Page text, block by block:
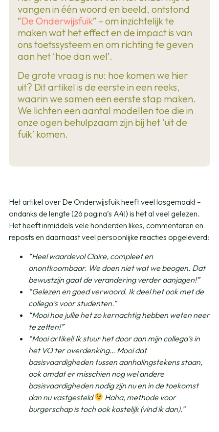
vangen in één woord en beeld, ontstond
“De Onderwijsfuik” – om inzichtelijk te
maken wat het effect en de impact is van
ons toetssysteem en om richting te geven
aan het ‘hoe dan wel’.
De grote vraag is nu: hoe komen we hier
uit? Dit artikel is de eerste in een reeks,
waarin we samen een eerste stap maken.
We lichten een aantal modellen toe die in
onze ogen behulpzaam zijn bij het ‘uit de
fuik’ komen.
Het artikel over De Onderwijsfuik heeft veel losgemaakt –
ondanks de lengte (26 pagina’s A4!) is het al veel gelezen.
Het heeft inmiddels vele honderden likes, commentaren en
reposts en daarnaast veel persoonlijke reacties opgeleverd:
“Heel waardevol Claire, compleet en
onontkoombaar. We doen niet wat we beogen. Dat
bewustzijn gaat de verandering verder aanjagen!”
“Gelezen en goed verwoord. Ik deel het ook met de
collega’s voor studenten.”
“Mooi hoe jullie het zo kernachtig hebben weten neer
te zetten!”
“Mooi artikel! Ik stuur het door aan mijn collega’s in
het VO ter overdenking… Mooi dat
basisvaardigheden tussen aanhalingstekens staan,
ook omdat er misschien nog wel andere
basisvaardigheden nodig zijn nu en in de toekomst
dan nu vastgesteld
Haha, methode voor
burgerschap is toch ook kostelijk (vind ik dan).”